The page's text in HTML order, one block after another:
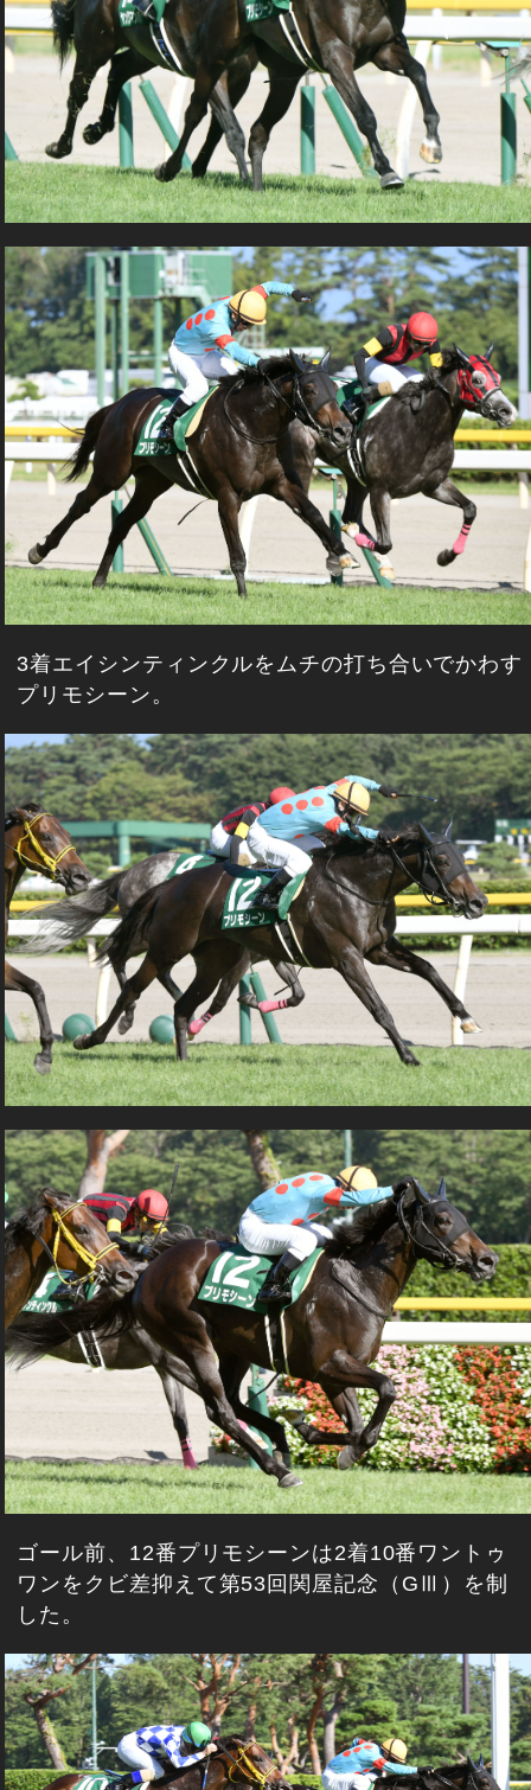
3着エイシンティンクルをムチの打ち合いでかわす
プリモシーン。
ゴール前、12番プリモシーンは2着10番ワントゥ
ワンをクビ差抑えて第53回関屋記念（GⅢ）を制
した。